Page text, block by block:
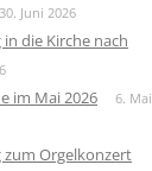
30. Juni 2026
die Kirche nach
im Mai 2026
6. Mai
zum Orgelkonzert